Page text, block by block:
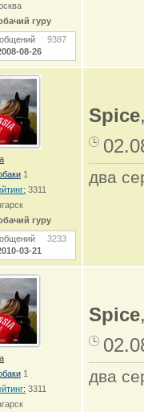
гуру
9387
08-26
1
3311
гуру
3233
03-21
Spice
два
1
3311
Spice
два